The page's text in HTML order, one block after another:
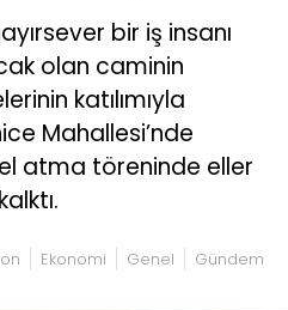
bir iş insanı
olan caminin
katılımıyla
Mahallesi’nde
atma töreninde eller
Ekonomi Genel Gündem